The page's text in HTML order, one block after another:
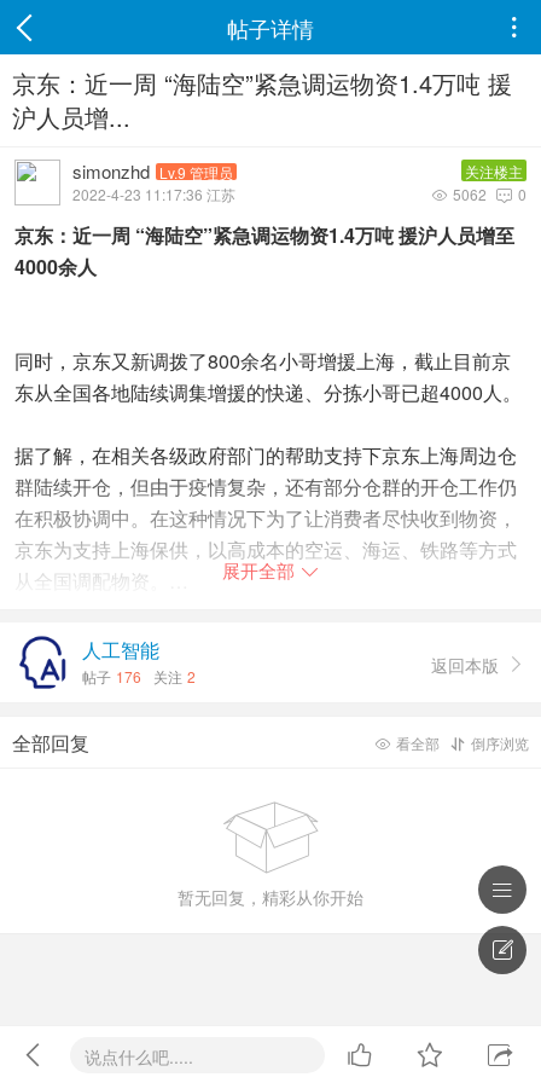
帖子详情 
京东：近一周 “海陆空”紧急调运物资1.4万吨 援
沪人员增...
simonzhd Lv.9 管理员
关注楼主
2022-4-23 11:17:36 江苏
 0
 5062
京东：近一周 “海陆空”紧急调运物资1.4万吨 援沪人员增至
4000余人
同时，京东又新调拨了800余名小哥增援上海，截止目前京
东从全国各地陆续调集增援的快递、分拣小哥已超4000人。
据了解，在相关各级政府部门的帮助支持下京东上海周边仓
群陆续开仓，但由于疫情复杂，还有部分仓群的开仓工作仍
在积极协调中。在这种情况下为了让消费者尽快收到物资，
京东为支持上海保供，以高成本的空运、海运、铁路等方式
从全国调配物资。
自4月14日开始，京东物流每天均会调配紧缺药品、民生物
资等通过包机航班、全货机从北京运抵上海。同时，已从广
满载米面粮油等民生物资陆续抵达上海。
展开全部 
人工智能
帖子 176 关注 2 返回本版 
 倒序浏览
 看全部
全部回复

暂无回复，精彩从你开始
 说点什么吧.....   

